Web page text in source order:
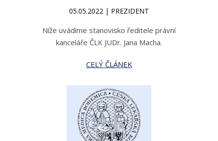
05.05.2022 | PREZIDENT
Níže uvádíme stanovisko ředitele právní
kanceláře ČLK JUDr. Jana Macha.
CELÝ ČLÁNEK